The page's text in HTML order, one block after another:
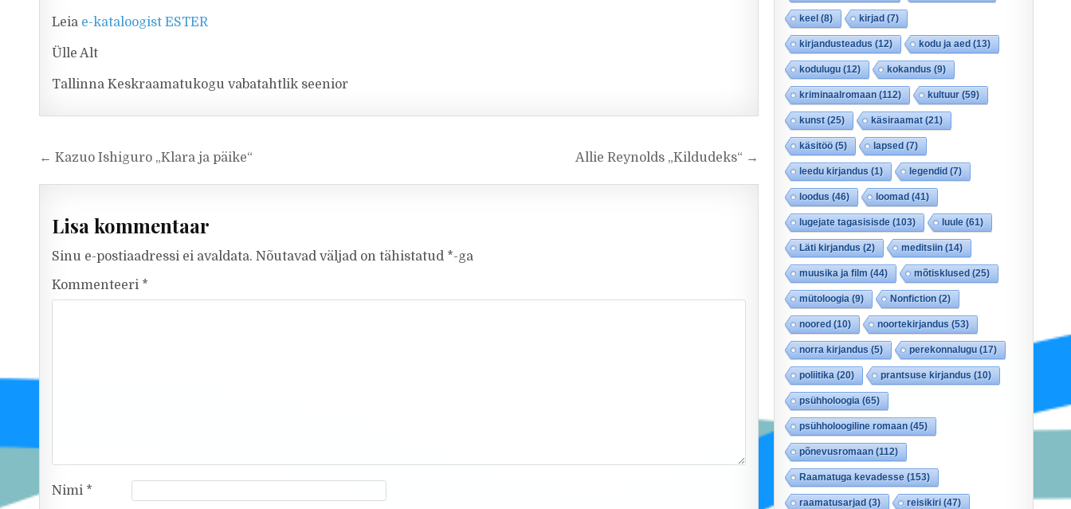
Leia e-kataloogist ESTER
Ülle Alt
Tallinna Keskraamatukogu vabatahtlik seenior
Navigeerimine
← Kazuo Ishiguro „Klara ja päike“ Allie Reynolds „Kildudeks“ →
Lisa kommentaar
Sinu e-postiaadressi ei avaldata. Nõutavad väljad on tähistatud *-ga
Kommenteeri *
Nimi *
keel(8) kirjad(7)
kirjandusteadus(12) kodu ja aed(13)
kodulugu(12) kokandus(9)
kriminaalromaan(112) kultuur(59)
kunst(25) käsiraamat(21)
käsitöö(5) lapsed(7)
leedu kirjandus(1) legendid(7)
loodus(46) loomad(41)
lugejate tagasisisde(103) luule(61)
Läti kirjandus(2) meditsiin(14)
muusika ja film (44) mõtisklused(25)
mütoloogia (9) Nonfiction(2)
noored(10) noortekirjandus(53)
norra kirjandus(5) perekonnalugu(17)
poliitika (20) prantsuse kirjandus(10)
psühholoogia (65)
psühholoogiline romaan(45)
põnevusromaan(112)
Raamatuga kevadesse(153)
raamatusarjad(3) reisikiri(47)